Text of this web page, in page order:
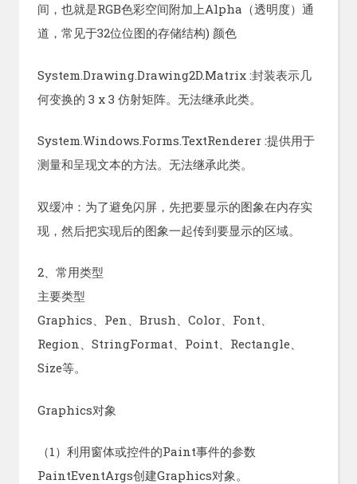
间，也就是RGB色彩空间附加上Alpha（透明度）通
道，常见于32位位图的存储结构) 颜色
System.Drawing.Drawing2D.Matrix :封装表示几
何变换的 3 x 3 仿射矩阵。无法继承此类。
System.Windows.Forms.TextRenderer :提供用于
测量和呈现文本的方法。无法继承此类。
双缓冲：为了避免闪屏，先把要显示的图象在内存实
现，然后把实现后的图象一起传到要显示的区域。
2、常用类型
主要类型
Graphics、Pen、Brush、Color、Font、
Region、StringFormat、Point、Rectangle、
Size等。
Graphics对象
（1）利用窗体或控件的Paint事件的参数
PaintEventArgs创建Graphics对象。